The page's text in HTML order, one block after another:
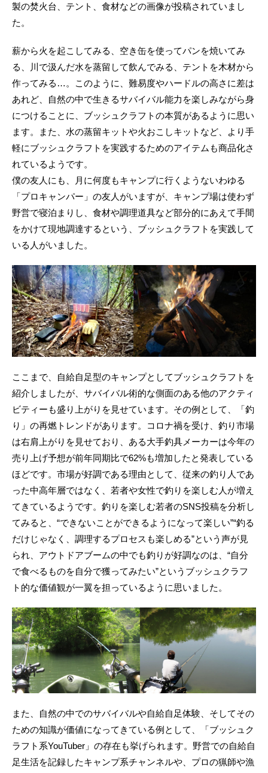
製の焚火台、テント、食材などの画像が投稿されていまし
た。
薪から火を起こしてみる、空き缶を使ってパンを焼いてみ
る、川で汲んだ水を蒸留して飲んでみる、テントを木材から
作ってみる…。このように、難易度やハードルの高さに差は
あれど、自然の中で生きるサバイバル能力を楽しみながら身
につけることに、ブッシュクラフトの本質があるように思い
ます。また、水の蒸留キットや火おこしキットなど、より手
軽にブッシュクラフトを実践するためのアイテムも商品化さ
れているようです。
僕の友人にも、月に何度もキャンプに行くようないわゆる
「プロキャンパー」の友人がいますが、キャンプ場は使わず
野営で寝泊まりし、食材や調理道具など部分的にあえて手間
をかけて現地調達するという、ブッシュクラフトを実践して
いる人がいました。
ここまで、自給自足型のキャンプとしてブッシュクラフトを
紹介しましたが、サバイバル術的な側面のある他のアクティ
ビティーも盛り上がりを見せています。その例として、「釣
り」の再燃トレンドがあります。コロナ禍を受け、釣り市場
は右肩上がりを見せており、ある大手釣具メーカーは今年の
売り上げ予想が前年同期比で62%も増加したと発表している
ほどです。市場が好調である理由として、従来の釣り人であ
った中高年層ではなく、若者や女性で釣りを楽しむ人が増え
てきているようです。釣りを楽しむ若者のSNS投稿を分析し
てみると、“できないことができるようになって楽しい”“釣る
だけじゃなく、調理するプロセスも楽しめる”という声が見
られ、アウトドアブームの中でも釣りが好調なのは、“自分
で食べるものを自分で獲ってみたい”というブッシュクラフ
ト的な価値観が一翼を担っているように思いました。
また、自然の中でのサバイバルや自給自足体験、そしてその
ための知識が価値になってきている例として、「ブッシュク
ラフト系YouTuber」の存在も挙げられます。野営での自給自
足生活を記録したキャンプ系チャンネルや、プロの猟師や漁